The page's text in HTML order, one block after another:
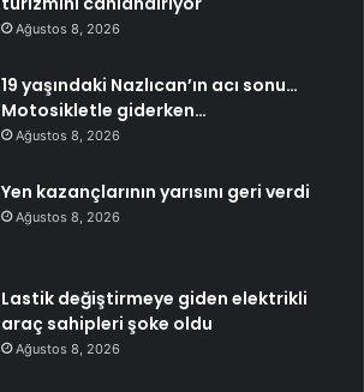
Ağustos 8, 2026
19 yaşındaki Nazlıcan’ın acı sonu…
Motosikletle giderken…
Ağustos 8, 2026
Yen kazançlarının yarısını geri verdi
Ağustos 8, 2026
Lastik değiştirmeye giden elektrikli
araç sahipleri şoke oldu
Ağustos 8, 2026